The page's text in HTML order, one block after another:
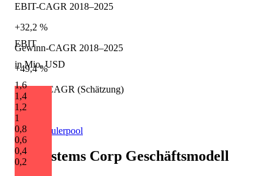
EBIT
in Mio. USD
1,6
1,4
1,2
1
0,8
0,6
0,4
0,2
EBIT-CAGR 2018–2025
+32,2 %
Gewinn-CAGR 2018–2025
+49,4 %
Umsatz-CAGR (Schätzung)
+3,5 %
Quelle: Eulerpool
3D Systems Corp Geschäftsmodell